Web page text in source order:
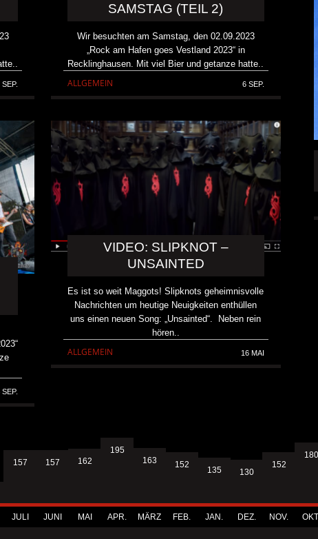
SEP.
SEP.
SAMSTAG (TEIL 2)
Wir besuchten am Samstag, den 02.09.2023
„Rock am Hafen goes Vestland 2023“ in
Recklinghausen. Mit viel Bier und getanze hatte..
ALLGEMEIN 6 SEP.
VIDEO: SLIPKNOT –
UNSAINTED
Es ist so weit Maggots! Slipknots geheimnisvolle
Nachrichten um heutige Neuigkeiten enthüllen
uns einen neuen Song: „Unsainted“. Neben rein
hören..
ALLGEMEIN 16 MAI
HAWERPUNK VOL. 6: AM FEIERTAG AUF DEM
SOFA? NEIN! AB IN DIE SPUTNIKHALLE!
6 AUG.
„WELCOME
A HAMMER“
157
JULI
157
JUNI
162
MAI
195
APR.
163
MÄRZ
152
FEB.
135
JAN.
130
DEZ.
152
NOV.
180
OKT.